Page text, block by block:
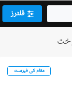
فلٹرز
مقام کی فہرست